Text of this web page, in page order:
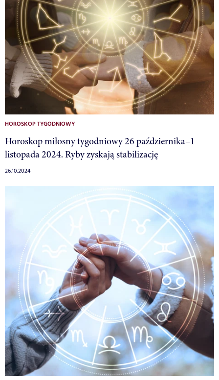
HOROSKOP TYGODNIOWY
Horoskop miłosny tygodniowy 26 października–1
listopada 2024. Ryby zyskają stabilizację
26.10.2024